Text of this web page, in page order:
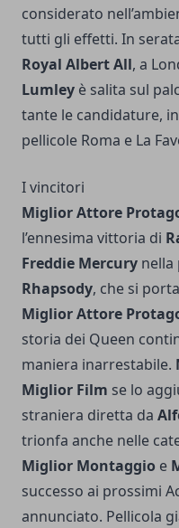
considerato
tutti gli effetti. In
Royal Albert All, a
Lumley è salita sul
tante le candidature,
pellicole Roma e La
I vincitori
Miglior Attore
l’ennesima vittoria di
Freddie Mercury nella
Rhapsody, che si
Miglior Attore
storia dei Queen
maniera inarrestabile.
Miglior Film se lo
straniera diretta da
trionfa anche nelle
Miglior Montaggio e
successo ai prossimi
annunciato. Pellicola